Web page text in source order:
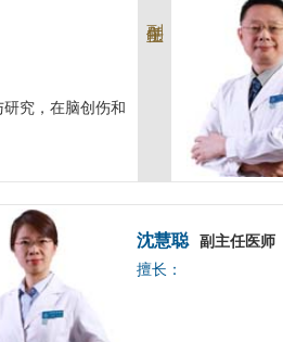
究，在脑创伤和
沈慧聪
副主任医师
擅长：